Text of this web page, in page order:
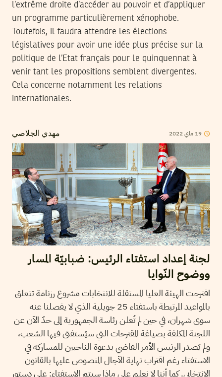
l’extrême droite d’accéder au pouvoir et d’appliquer
un programme particulièrement xénophobe.
Toutefois, il faudra attendre les élections
législatives pour avoir une idée plus précise sur la
politique de l’Etat français pour le quinquennat à
venir tant les propositions semblent divergentes.
Cela concerne notamment les relations
internationales.
مهدي الجلاصي 19 ماي2022
لجنة إعداد استفتاء الرئيس: ضبابيّة المسار
ووضوح النّوايا
اقترحت الهيئة العليا المستقلة للانتخابات مشروع رزنامة تتعلق
بالمواعيد المرتبطة باستفتاء 25 جويلية الذي لا يفصلنا عنه
سوى شهران، في حين لم تُعلن رئاسة الجمهورية إلى حدّ الآن عن
اللجنة المكلفة بصياغة المقترحات التي سيُستفتى فيها الشعب،
ولم يُصدر الرئيس الأمر القاضي بدعوة الناخبين للمشاركة في
الاستفتاء رغم اقتراب نهاية الآجال المنصوص عليها بالقانون
الانتخابي. كما أننا لا نعلم على ماذا سيتم الاستفتاء: على دستور